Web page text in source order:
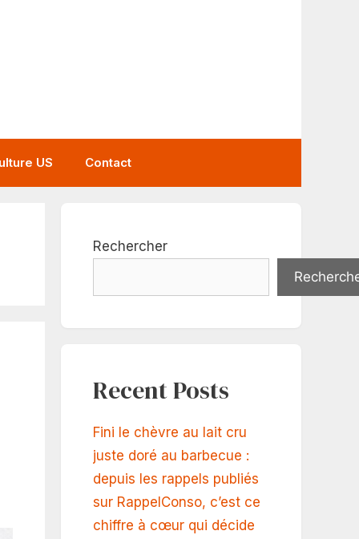
US Contact
Rechercher
Recent Posts
Fini le chèvre au lait cru
juste doré au barbecue :
depuis les rappels publiés
sur RappelConso, c’est ce
chiffre à cœur qui décide